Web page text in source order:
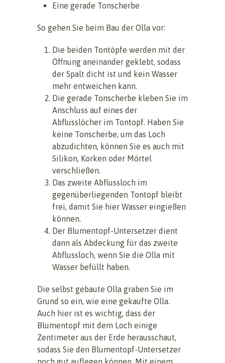
Eine gerade Tonscherbe
So gehen Sie beim Bau der Olla vor:
Die beiden Tontöpfe werden mit der
Öffnung aneinander geklebt, sodass
der Spalt dicht ist und kein Wasser
mehr entweichen kann.
Die gerade Tonscherbe kleben Sie im
Anschluss auf eines der
Abflusslöcher im Tontopf. Haben Sie
keine Tonscherbe, um das Loch
abzudichten, können Sie es auch mit
Silikon, Korken oder Mörtel
verschließen.
Das zweite Abflussloch im
gegenüberliegenden Tontopf bleibt
frei, damit Sie hier Wasser eingießen
können.
Der Blumentopf-Untersetzer dient
dann als Abdeckung für das zweite
Abflussloch, wenn Sie die Olla mit
Wasser befüllt haben.
Die selbst gebaute Olla graben Sie im
Grund so ein, wie eine gekaufte Olla.
Auch hier ist es wichtig, dass der
Blumentopf mit dem Loch einige
Zentimeter aus der Erde herausschaut,
sodass Sie den Blumentopf-Untersetzer